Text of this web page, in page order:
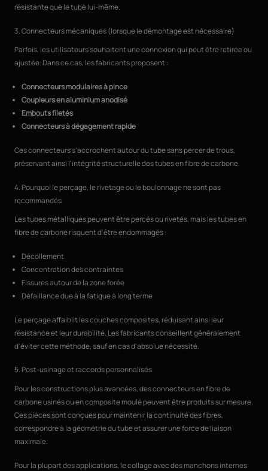
résistante que le tube lui-même.
3. Connecteurs mécaniques (lorsque le démontage est nécessaire)
Parfois, les utilisateurs souhaitent une connexion qui peut être retirée ou
ajustée. Dans ce cas, les fabricants proposent :
Connecteurs modulaires à pince
Coupleurs en aluminium anodisé
Embouts filetés
Connecteurs à dégagement rapide
Ces connecteurs s'accrochent autour du tube sans percer de trous,
préservant ainsi l'intégrité structurelle des tubes en fibre de carbone.
4. Pourquoi le perçage, le rivetage ou le boulonnage ne sont pas
recommandés
Les tubes métalliques peuvent être percés ou rivetés, mais les tubes en
fibre de carbone risquent d'être endommagés :
Décollement
Concentration des contraintes
Fissures autour de la zone forée
Défaillance due à la fatigue à long terme
Le perçage affaiblit les couches composites, réduisant ainsi leur
résistance et leur durabilité. Les fabricants conseillent généralement
d'éviter cette méthode, sauf en cas d'absolue nécessité.
5. Post-usinage et raccords personnalisés
Pour les constructions plus avancées, des connecteurs en fibre de
carbone usinés ou en composite moulé peuvent être produits sur mesure.
Ces pièces sont conçues pour maintenir la continuité des fibres,
correspondre à la géométrie du tube et assurer une force de liaison
maximale.
Pour la plupart des applications, le collage avec des manchons internes